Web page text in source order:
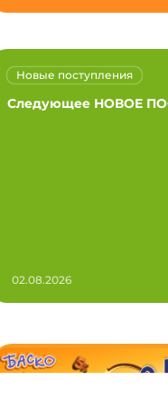
Следующее НОВОЕ
Новые поступления
02.08.2026